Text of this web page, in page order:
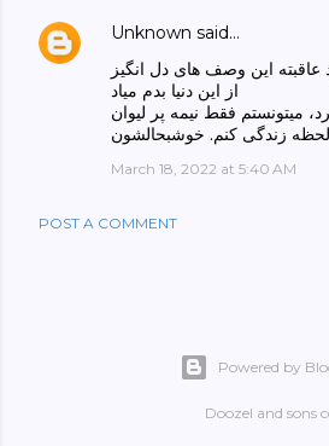
Unknown said…
عاقبته این وصف های دل انگیز
از این دنیا بدم میاد
میتونستم فقط نیمه پر لیوان
لحظه زندگی کنم. خوشبحالشون
March 18, 2022 at 5:40 AM
POST A COMMENT
Powered by
Doozel and sons